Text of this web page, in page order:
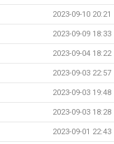
2023-09-10 20:21
2023-09-09 18:33
2023-09-04 18:22
2023-09-03 22:57
2023-09-03 19:48
2023-09-03 18:28
2023-09-01 22:43